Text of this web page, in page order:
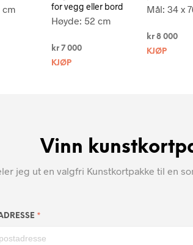
cm
for vegg eller bord
Høyde: 52 cm
kr 7 000
KJØP
Mål: 34 x
kr 8 000
KJØP
Vinn
jeg ut en valgfri Kunstkortpakke til en
*